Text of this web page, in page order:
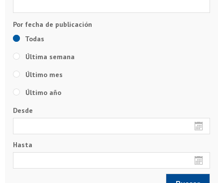
Todas
Última semana
Último mes
Último año
Desde
Hasta